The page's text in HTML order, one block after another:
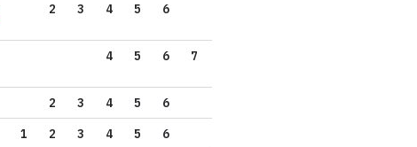
2 3 4 5 6
4 5 6 7
2 3 4 5
6
1 2 3 4 5
6